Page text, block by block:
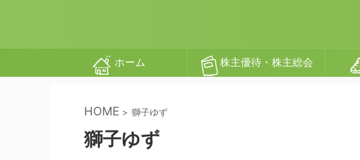
ホーム 株主優待・株主総会
HOME > 獅子ゆず
獅子ゆず